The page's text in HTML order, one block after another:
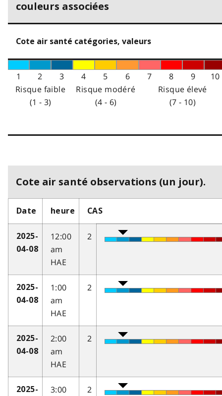
couleurs associées
Cote air santé catégories, valeurs
1 2 3 4 5 6 7 8 9
10
Risque faible
(1 - 3)
Risque modéré
(4 - 6)
Risque élevé
(7 - 10)
Cote air santé observations (un jour).
Date heure CAS
2025-
04-08
12:00
am
HAE
2
2025-
04-08
1:00
am
HAE
2
2025-
04-08
2:00
am
HAE
2
2025-
3:00
2